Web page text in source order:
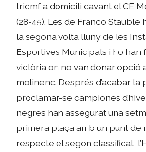
triomf a domicili davant el CE
(28-45). Les de Franco Stauble
la segona volta lluny de les
Esportives Municipals i ho han
victòria on no van donar opció
molinenc. Després d’acabar la
proclamar-se campiones
negres han assegurat una
primera plaça amb un punt de
respecte el segon classificat,